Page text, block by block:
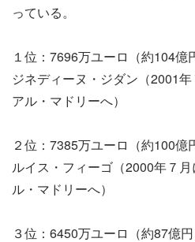
っている。
１位：7696万ユーロ（約104億
ジネディーヌ・ジダン（2001
アル・マドリーへ）
２位：7385万ユーロ（約100億
ルイス・フィーゴ（2000年７
ル・マドリーへ）
３位：6450万ユーロ（約87億円